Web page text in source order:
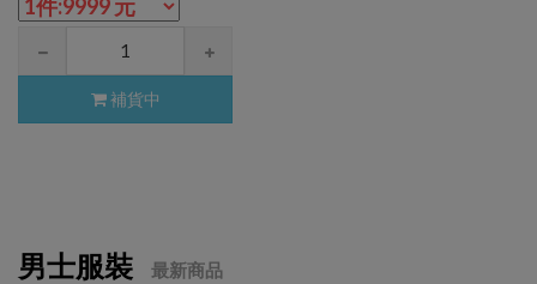
補貨中
男士服裝 最新商品